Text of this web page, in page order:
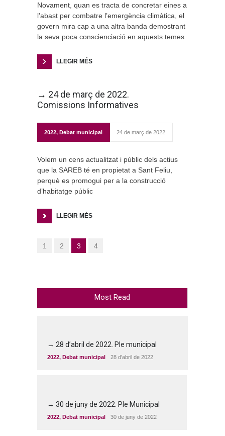
Novament, quan es tracta de concretar eines a
l’abast per combatre l’emergència climàtica, el
govern mira cap a una altra banda demostrant
la seva poca conscienciació en aquests temes
LLEGIR MÉS
→ 24 de març de 2022.
Comissions Informatives
2022, Debat municipal 24 de març de 2022
Volem un cens actualitzat i públic dels actius
que la SAREB té en propietat a Sant Feliu,
perquè es promogui per a la construcció
d’habitatge públic
LLEGIR MÉS
1 2 3 4
Most Read
→ 28 d’abril de 2022. Ple municipal
2022, Debat municipal 28 d'abril de 2022
→ 30 de juny de 2022. Ple Municipal
2022, Debat municipal 30 de juny de 2022